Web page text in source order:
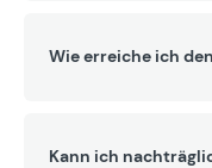
Wie erreiche ich
Kann ich